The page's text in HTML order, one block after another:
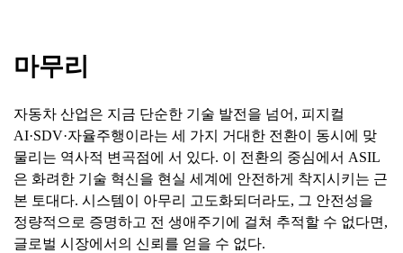
마무리
자동차 산업은 지금 단순한 기술 발전을 넘어, 피지컬
AI·SDV·자율주행이라는 세 가지 거대한 전환이 동시에 맞
물리는 역사적 변곡점에 서 있다. 이 전환의 중심에서 ASIL
은 화려한 기술 혁신을 현실 세계에 안전하게 착지시키는 근
본 토대다. 시스템이 아무리 고도화되더라도, 그 안전성을
정량적으로 증명하고 전 생애주기에 걸쳐 추적할 수 없다면,
글로벌 시장에서의 신뢰를 얻을 수 없다.